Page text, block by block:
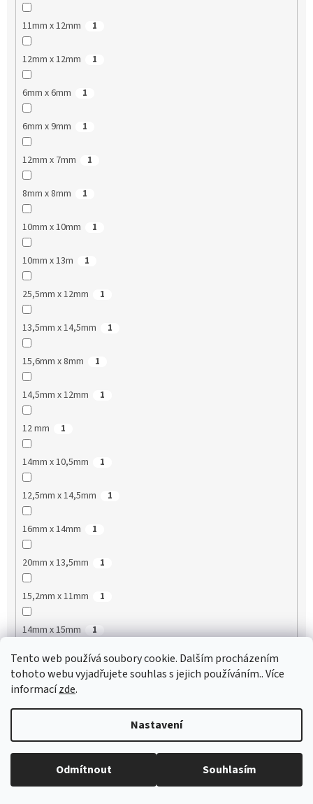
Tento web používá soubory cookie. Dalším procházením
tohoto webu vyjadřujete souhlas s jejich používáním.. Více
informacízde.
Nastavení
Odmítnout Souhlasím
11mm x 12mm 1
12mm x 12mm 1
6mm x 6mm 1
6mm x 9mm 1
12mm x 7mm 1
8mm x 8mm 1
10mm x 10mm 1
10mm x 13m 1
25,5mm x 12mm 1
13,5mm x 14,5mm 1
15,6mm x 8mm 1
14,5mm x 12mm 1
12 mm 1
14mm x 10,5mm 1
12,5mm x 14,5mm 1
16mm x 14mm 1
20mm x 13,5mm 1
15,2mm x 11mm 1
14mm x 15mm 1
11mm x 14,8mm 2
11mm x 17,5mm
6,4mm x 16,5mm